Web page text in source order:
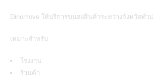
Dinomove ให้บริการขนส่งสินค้าระหว่างจังหวัดทั่ว
เหมาะสำหรับ
โรงงาน
ร้านค้า